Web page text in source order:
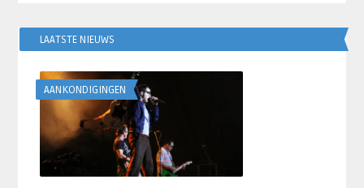
LAATSTE NIEUWS
AANKONDIGINGEN